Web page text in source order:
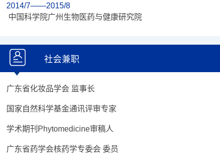
2014/7——2015/8
中国科学院广州生物医药与健康研究院
社会兼职
广东省化妆品学会 监事长
国家自然科学基金通讯评审专家
学术期刊Phytomedicine审稿人
广东省药学会核药学专委会 委员